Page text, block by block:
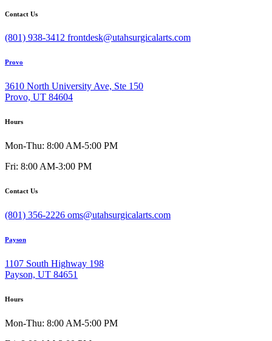
Contact Us
(801) 938-3412 frontdesk@utahsurgicalarts.com
Provo
3610 North University Ave, Ste 150
Provo, UT 84604
Hours
Mon-Thu: 8:00 AM-5:00 PM
Fri: 8:00 AM-3:00 PM
Contact Us
(801) 356-2226 oms@utahsurgicalarts.com
Payson
1107 South Highway 198
Payson, UT 84651
Hours
Mon-Thu: 8:00 AM-5:00 PM